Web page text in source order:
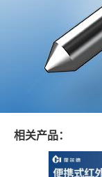
相关产品：